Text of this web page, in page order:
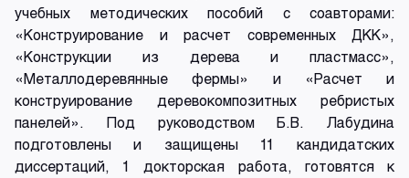
учебных методических пособий с соавторами:
«Конструирование и расчет современных ДКК»,
«Конструкции из дерева и пластмасс»,
«Металлодеревянные фермы» и «Расчет и
конструирование деревокомпозитных ребристых
панелей». Под руководством Б.В. Лабудина
подготовлены и защищены 11 кандидатских
диссертаций, 1 докторская работа, готовятся к